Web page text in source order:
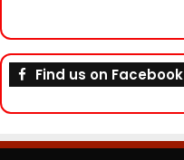
Find us on Facebook